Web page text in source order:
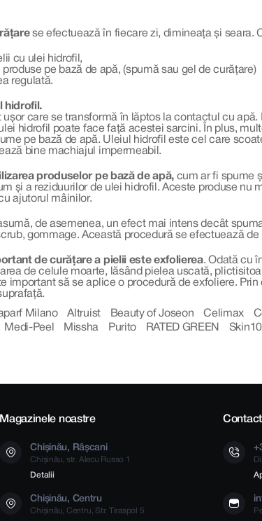
se efectuează în fiecare zi, dimineața și seara.
cu ulei hidrofil,
pe bază de apă, (spumă sau gel de curățare)
regulată.
hidrofil.
ușor care se transformă în lăptos la contactul cu
hidrofil poate face față acestei sarcini. În plus,
pe bază de apă. Uleiul hidrofil este cel care
bine machiajul impermeabil.
produselor pe bază de apă, cum ar fi spume
și a reziduurilor de ulei hidrofil. Aceste produse
ajutorul mâinilor.
de asemenea, un efect mai intens decât
gommage. Această procedură se efectuează
de curățare a pielii este exfolierea. Odată cu
de celule moarte, lăsând pielea uscată,
important să se aplice o procedură de exfoliere.
Milano Altruist Beauty of Joseon Celimax
Medi-Peel Missha Purito RATED GREEN
Magazinele noastre
Chișinău, Râșcani
Chișinău, str. Alecu Russo 1
Detalii
Chișinău, Centru
Chișinău, Centru, Str. Tiraspol 5